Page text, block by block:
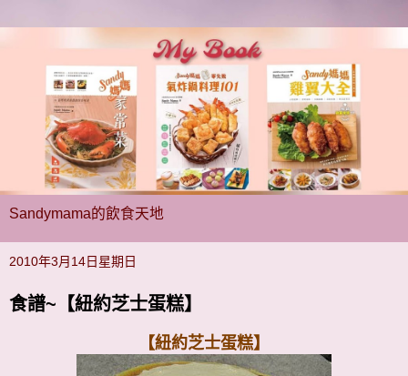
Sandymama的飲食天地
2010年3月14日星期日
食譜~【紐約芝士蛋糕】
【紐約芝士蛋糕】